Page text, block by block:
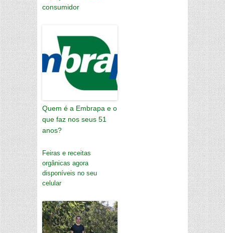
consumidor
Quem é a Embrapa e o
que faz nos seus 51
anos?
Feiras e receitas
orgânicas agora
disponíveis no seu
celular